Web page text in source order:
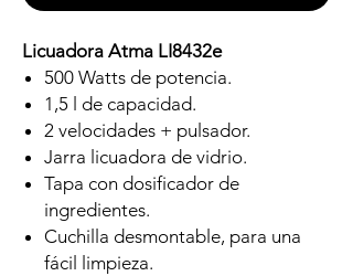
Licuadora Atma LI8432e
500 Watts de potencia.
1,5 l de capacidad.
2 velocidades + pulsador.
Jarra licuadora de vidrio.
Tapa con dosificador de
ingredientes.
Cuchilla desmontable, para una
fácil limpieza.